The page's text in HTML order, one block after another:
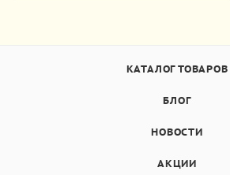
КАТАЛОГ ТОВАРОВ
БЛОГ
НОВОСТИ
АКЦИИ